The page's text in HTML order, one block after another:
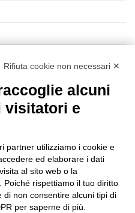
Rifiuta cookie non necessari ✕
alcuni
visitatori e
partner utilizziamo i cookie e
ed elaborare i dati
al sito web o la
Poiché rispettiamo il tuo diritto
di non consentire alcuni tipi di
per saperne di più.